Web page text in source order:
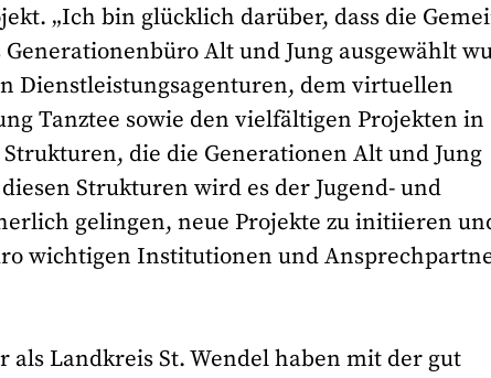
„Ich bin glücklich darüber, dass die
Alt und Jung ausgewählt
Dienstleistungsagenturen, dem virtuellen
Tanztee sowie den vielfältigen Projekten in
die die Generationen Alt und Jung
Strukturen wird es der Jugend- und
gelingen, neue Projekte zu initiieren
wichtigen Institutionen und
als Landkreis St. Wendel haben mit der gut